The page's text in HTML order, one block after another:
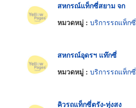
สหกรณ์แท็กซี่สยาม จก
หมวดหมู่ : บริการรถแท็กซี่
สหกรณ์อุดรฯ แท๊กซี่
หมวดหมู่ : บริการรถแท็กซี่
คิวรถแท็กซี่ตรัง-ทุ่งสง